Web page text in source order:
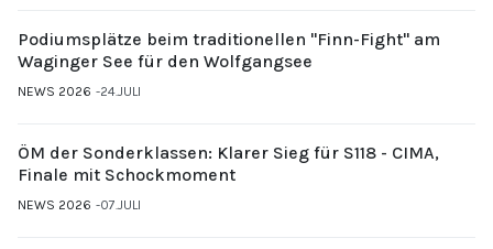
Podiumsplätze beim traditionellen "Finn-Fight" am
Waginger See für den Wolfgangsee
NEWS 2026 24.JULI
ÖM der Sonderklassen: Klarer Sieg für S118 - CIMA,
Finale mit Schockmoment
NEWS 2026 07.JULI